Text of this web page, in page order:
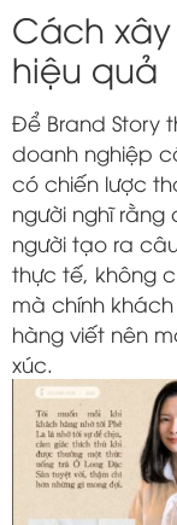
Cách
hiệu quả
Để Brand Story
doanh nghiệp
có chiến lược
người nghĩ
người tạo ra
thực tế, không
mà chính
hàng viết nên
xúc.